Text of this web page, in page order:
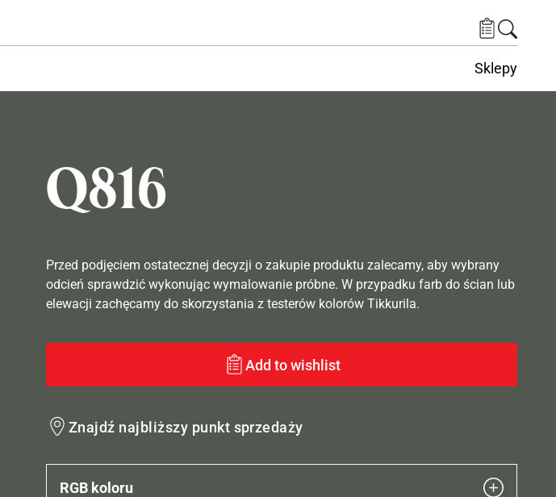
Sklepy
Q816
Przed podjęciem ostatecznej decyzji o zakupie produktu zalecamy, aby wybrany
odcień sprawdzić wykonując wymalowanie próbne. W przypadku farb do ścian lub
elewacji zachęcamy do skorzystania z testerów kolorów Tikkurila.
Add to wishlist
Znajdź najbliższy punkt sprzedaży
RGB koloru